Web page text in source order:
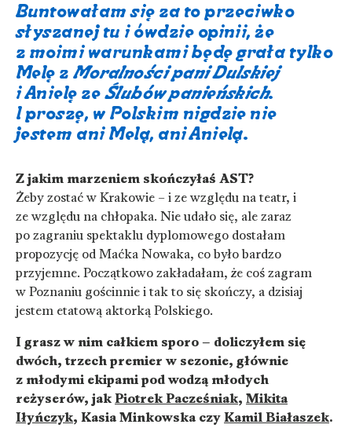
Buntowałam się za to przeciwko
słyszanej tu i ówdzie opinii, że
z moimi warunkami będę grała tylko
Melę z Moralności pani Dulskiej
i Anielę zeŚlubów panieńskich.
I proszę, w Polskim nigdzie nie
jestem ani Melą, ani Anielą.
Z jakim marzeniem skończyłaś AST?
Żeby zostać w Krakowie – i ze względu na teatr, i
ze względu na chłopaka. Nie udało się, ale zaraz
po zagraniu spektaklu dyplomowego dostałam
propozycję od Maćka Nowaka, co było bardzo
przyjemne. Początkowo zakładałam, że coś zagram
w Poznaniu gościnnie i tak to się skończy, a dzisiaj
jestem etatową aktorką Polskiego.
I grasz w nim całkiem sporo – doliczyłem się
dwóch, trzech premier w sezonie, głównie
z młodymi ekipami pod wodzą młodych
reżyserów, jak Piotrek Pacześniak, Mikita
Iłyńczyk, Kasia Minkowska czy Kamil Białaszek.